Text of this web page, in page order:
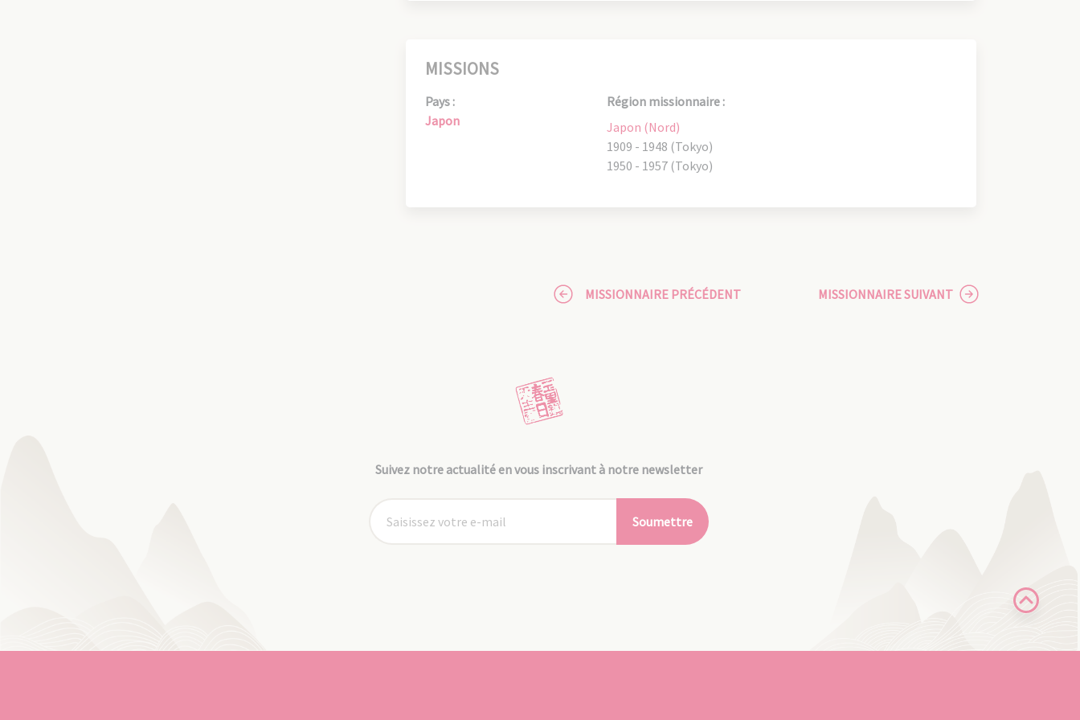
MISSIONS
Pays :
Japon
Région missionnaire :
Japon (Nord)
1909 - 1948 (Tokyo)
1950 - 1957 (Tokyo)
MISSIONNAIRE PRÉCÉDENT MISSIONNAIRE SUIVANT
Suivez notre actualité en vous inscrivant à notre newsletter
Soumettre